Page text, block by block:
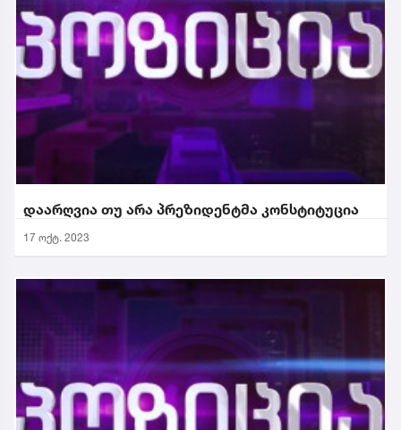
დაარღვია თუ არა პრეზიდენტმა კონსტიტუცია
17 ოქტ. 2023